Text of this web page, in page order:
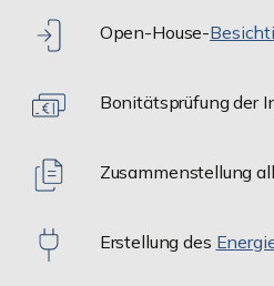
Open-House-
Bonitätsprüfung der
Zusammenstellung
Erstellung des